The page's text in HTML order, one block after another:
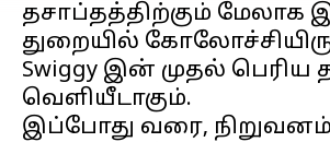
தசாப்தத்திற்கும் மேலாக
துறையில்
Swiggy இன் முதல் பெரிய
வெளியீடாகும்.
இப்போது வரை,